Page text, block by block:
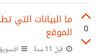
0
ما البيانات التي
الموقع
قبل 11 سنةً